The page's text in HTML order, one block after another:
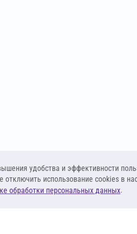
удобства и эффективности
использование cookies в
обработки персональных данных.